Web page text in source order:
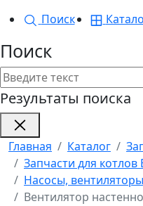
Поиск
Поиск
Результаты поиска
Главная Каталог
Запчасти для котлов
Насосы,
Вентилятор